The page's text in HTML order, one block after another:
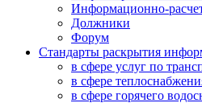
Информационно-
Должники
Форум
Стандарты раскрытия
в сфере услуг по
в сфере
в сфере горячего